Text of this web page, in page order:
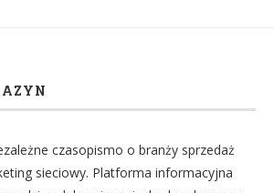
czasopismo o branży sprzedaż
sieciowy. Platforma informacyjna